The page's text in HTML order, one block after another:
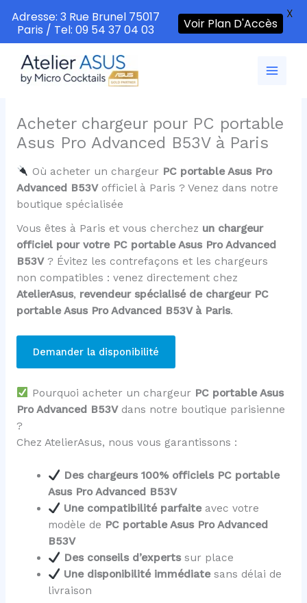
contenu
Acheter chargeur pour PC portable
Asus Pro Advanced B53V à Paris
Où acheter un chargeur PC portable Asus Pro
Advanced B53Vofficiel à Paris ? Venez dans notre
boutique spécialisée
Vous êtes à Paris et vous cherchez un chargeur
officiel pour votre PC portable Asus Pro Advanced
B53V? Évitez les contrefaçons et les chargeurs
non compatibles : venez directement chez
AtelierAsus, revendeur spécialisé de chargeur PC
portable Asus Pro Advanced B53V à Paris.
Demander la disponibilité
Pourquoi acheter un chargeur PC portable Asus
Pro Advanced B53Vdans notre boutique parisienne
?
Chez AtelierAsus, nous vous garantissons :
Des chargeurs 100% officiels PC portable
Asus Pro Advanced B53V
Une compatibilité parfaiteavec votre
modèle de PC portable Asus Pro Advanced
B53V
Des conseils d’expertssur place
Une disponibilité immédiatesans délai de
livraison
Adresse: 3 Rue Brunel 75017
Paris / Tel: 09 54 37 04 03
Voir Plan D'Accès
X